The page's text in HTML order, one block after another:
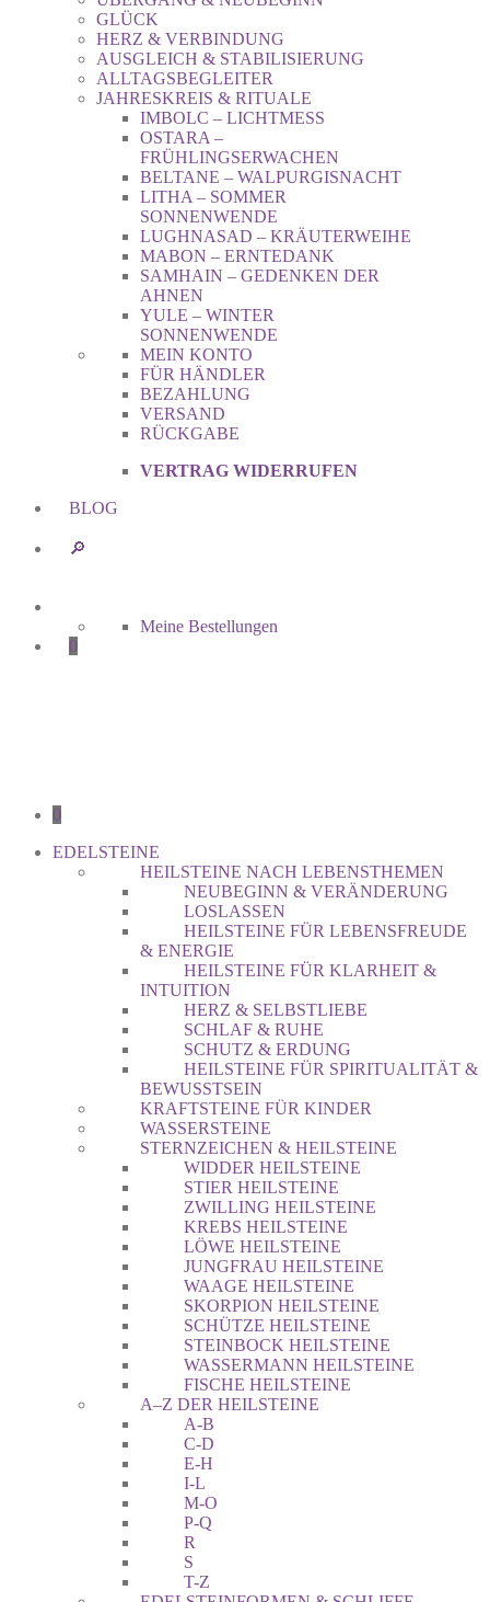
GLÜCK
HERZ & VERBINDUNG
AUSGLEICH & STABILISIERUNG
ALLTAGSBEGLEITER
JAHRESKREIS & RITUALE
IMBOLC – LICHTMESS
OSTARA –
FRÜHLINGSERWACHEN
BELTANE – WALPURGISNACHT
LITHA – SOMMER
SONNENWENDE
LUGHNASAD – KRÄUTERWEIHE
MABON – ERNTEDANK
SAMHAIN – GEDENKEN DER
AHNEN
YULE – WINTER
SONNENWENDE
MEIN KONTO
FÜR HÄNDLER
BEZAHLUNG
VERSAND
RÜCKGABE
VERTRAG WIDERRUFEN
BLOG
🔎︎
Meine Bestellungen
0
0
EDELSTEINE
HEILSTEINE NACH LEBENSTHEMEN
NEUBEGINN & VERÄNDERUNG
LOSLASSEN
HEILSTEINE FÜR LEBENSFREUDE
& ENERGIE
HEILSTEINE FÜR KLARHEIT &
INTUITION
HERZ & SELBSTLIEBE
SCHLAF & RUHE
SCHUTZ & ERDUNG
HEILSTEINE FÜR SPIRITUALITÄT &
BEWUSSTSEIN
KRAFTSTEINE FÜR KINDER
WASSERSTEINE
STERNZEICHEN & HEILSTEINE
WIDDER HEILSTEINE
STIER HEILSTEINE
ZWILLING HEILSTEINE
KREBS HEILSTEINE
LÖWE HEILSTEINE
JUNGFRAU HEILSTEINE
WAAGE HEILSTEINE
SKORPION HEILSTEINE
SCHÜTZE HEILSTEINE
STEINBOCK HEILSTEINE
WASSERMANN HEILSTEINE
FISCHE HEILSTEINE
A–Z DER HEILSTEINE
A-B
C-D
E-H
I-L
M-O
P-Q
R
S
T-Z